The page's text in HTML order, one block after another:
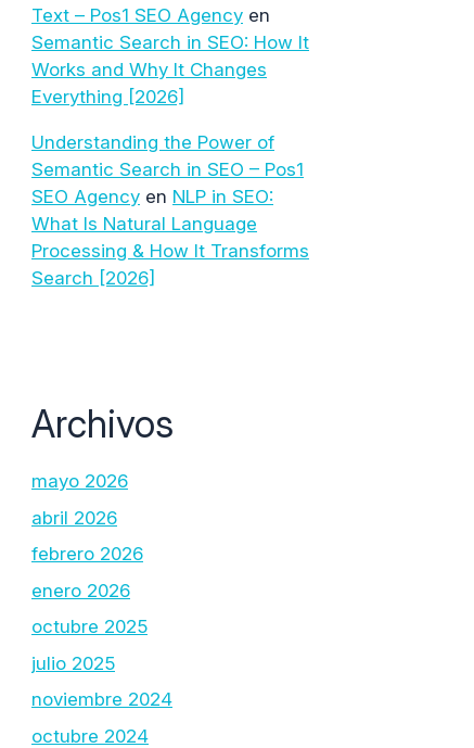
Text – Pos1 SEO Agency en
Semantic Search in SEO: How It
Works and Why It Changes
Everything [2026]
Understanding the Power of
Semantic Search in SEO – Pos1
SEO Agency en NLP in SEO:
What Is Natural Language
Processing & How It Transforms
Search [2026]
Archivos
mayo 2026
abril 2026
febrero 2026
enero 2026
octubre 2025
julio 2025
noviembre 2024
octubre 2024